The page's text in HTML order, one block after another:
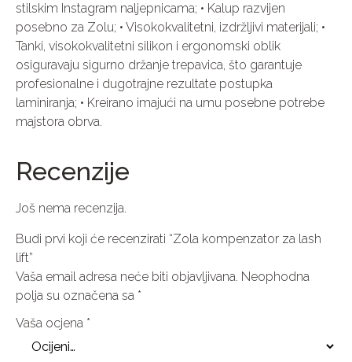
stilskim Instagram naljepnicama; • Kalup razvijen
posebno za Zolu; • Visokokvalitetni, izdržljivi materijali; •
Tanki, visokokvalitetni silikon i ergonomski oblik
osiguravaju sigurno držanje trepavica, što garantuje
profesionalne i dugotrajne rezultate postupka
laminiranja; • Kreirano imajući na umu posebne potrebe
majstora obrva.
Recenzije
Još nema recenzija.
Budi prvi koji će recenzirati “Zola kompenzator za lash
lift”
Vaša email adresa neće biti objavljivana. Neophodna
polja su označena sa *
Vaša ocjena *